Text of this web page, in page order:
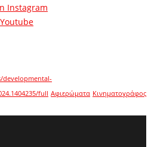
Instagram
full Αφιερώματα Κινηματογράφος